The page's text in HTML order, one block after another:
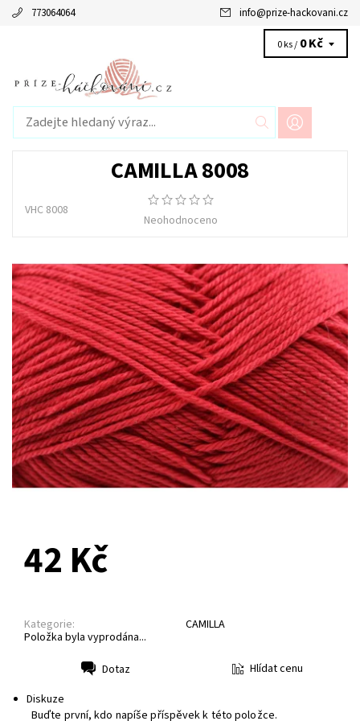
773064064 info@prize-hackovani.cz
0 ks / 0 Kč
CAMILLA 8008
VHC 8008
Neohodnoceno
42 Kč
Kategorie:
CAMILLA
Položka byla vyprodána...
Dotaz
Hlídat cenu
Diskuze
Buďte první, kdo napíše příspěvek k této položce.